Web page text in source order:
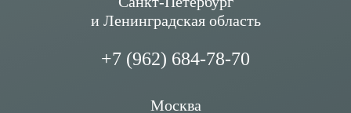
и Ленинградская область
+7 (962) 684-78-70
Москва